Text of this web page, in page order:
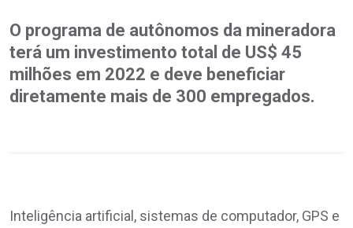
O programa de autônomos da mineradora
terá um investimento total de US$ 45
milhões em 2022 e deve beneficiar
diretamente mais de 300 empregados.
Inteligência artificial, sistemas de computador, GPS e